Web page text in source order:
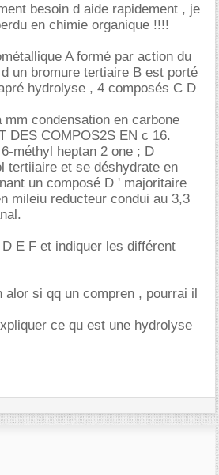
besoin d aide rapidement , je
en chimie organique !!!!
A formé par action du
un bromure tertiaire B est porté
hydrolyse , 4 composés C D
mm condensation en carbone
DES COMPOS2S EN c 16.
méthyl heptan 2 one ; D
tertiiaire et se déshydrate en
un composé D ' majoritaire
mileiu reducteur condui au 3,3
E F et indiquer les différent
alor si qq un compren , pourrai il
ce qu est une hydrolyse